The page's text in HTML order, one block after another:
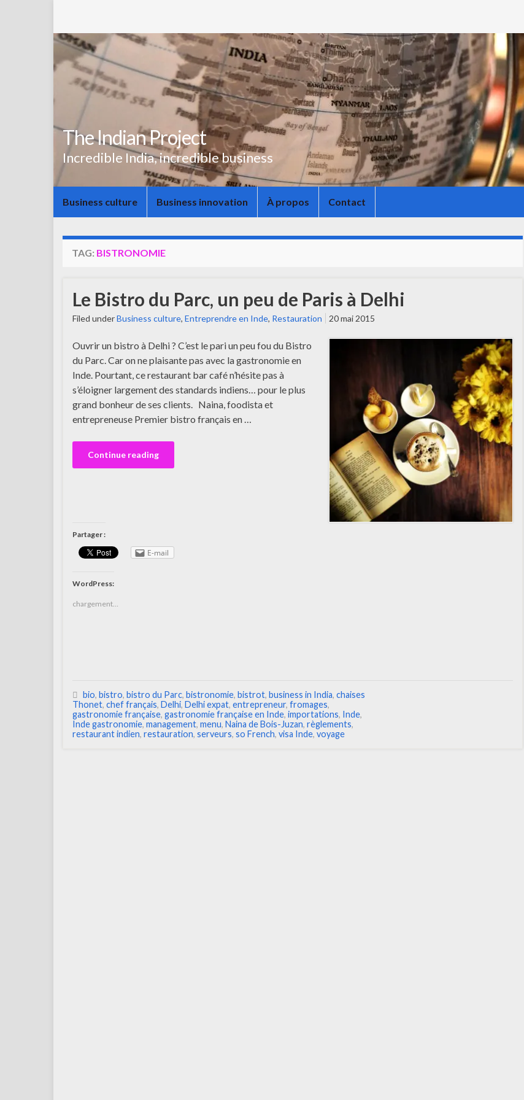
The Indian Project
Incredible India, incredible business
Business culture Business innovation À propos Contact
TAG: BISTRONOMIE
Le Bistro du Parc, un peu de Paris à Delhi
Filed underBusiness culture, Entreprendre en Inde, Restauration 20 mai 2015
Ouvrir un bistro à Delhi ? C’est le pari un peu fou du Bistro
du Parc. Car on ne plaisante pas avec la gastronomie en
Inde. Pourtant, ce restaurant bar café n’hésite pas à
s’éloigner largement des standards indiens… pour le plus
grand bonheur de ses clients. Naina, foodista et
entrepreneuse Premier bistro français en …
Continue reading
Partager :
E-mail
WordPress:
chargement…
bio, bistro, bistro du Parc, bistronomie, bistrot, business in India, chaises
Thonet, chef français, Delhi, Delhi expat, entrepreneur, fromages,
gastronomie française, gastronomie française en Inde, importations, Inde,
Inde gastronomie, management, menu, Naina de Bois-Juzan, règlements,
restaurant indien, restauration, serveurs, so French, visa Inde, voyage